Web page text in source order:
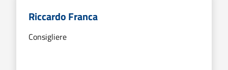
Riccardo Franca
Consigliere